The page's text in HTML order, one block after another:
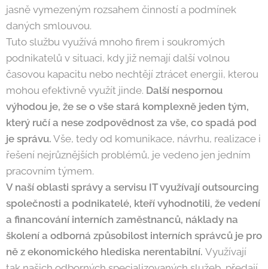
jasně vymezeným rozsahem činností a podmínek
daných smlouvou.
Tuto službu využívá mnoho firem i soukromých
podnikatelů v situaci, kdy již nemají další volnou
časovou kapacitu nebo nechtějí ztrácet energii, kterou
mohou efektivně využít jinde. Další nespornou
výhodou je, že se o vše stará komplexně jeden tým,
který ručí a nese zodpovědnost za vše, co spadá pod
je správu. Vše, tedy od komunikace, návrhu, realizace i
řešení nejrůznějších problémů, je vedeno jen jedním
pracovním týmem.
V naší oblasti správy a servisu IT využívají outsourcing
společnosti a podnikatelé, kteří vyhodnotili, že vedení
a financování interních zaměstnanců, náklady na
školení a odborná způsobilost interních správců je pro
ně z ekonomického hlediska nerentabilní. Využívají